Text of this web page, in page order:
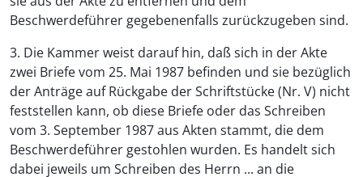
Beschwerdeführer gegebenenfalls zurückzugeben sind.
3. Die Kammer weist darauf hin, daß sich in der Akte
zwei Briefe vom 25. Mai 1987 befinden und sie bezüglich
der Anträge auf Rückgabe der Schriftstücke (Nr. V) nicht
feststellen kann, ob diese Briefe oder das Schreiben
vom 3. September 1987 aus Akten stammt, die dem
Beschwerdeführer gestohlen wurden. Es handelt sich
dabei jeweils um Schreiben des Herrn ... an die